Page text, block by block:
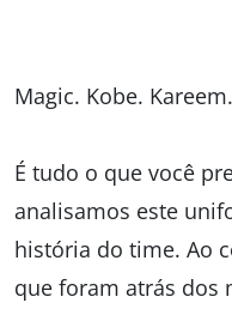
Magic. Kobe.
É tudo o que você
analisamos este
história do time. Ao
que foram atrás dos